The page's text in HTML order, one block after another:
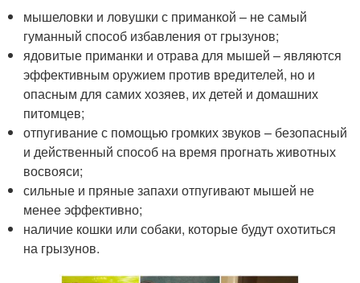
мышеловки и ловушки с приманкой – не самый
гуманный способ избавления от грызунов;
ядовитые приманки и отрава для мышей – являются
эффективным оружием против вредителей, но и
опасным для самих хозяев, их детей и домашних
питомцев;
отпугивание с помощью громких звуков – безопасный
и действенный способ на время прогнать животных
восвояси;
сильные и пряные запахи отпугивают мышей не
менее эффективно;
наличие кошки или собаки, которые будут охотиться
на грызунов.